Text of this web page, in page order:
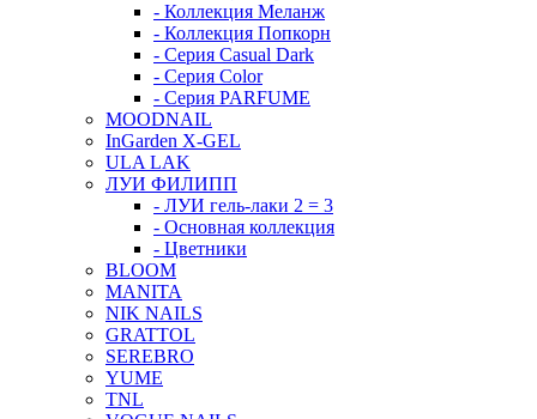
- Коллекция Меланж
- Коллекция Попкорн
- Серия Casual Dark
- Серия Color
- Серия PARFUME
MOODNAIL
InGarden X-GEL
ULA LAK
ЛУИ ФИЛИПП
- ЛУИ гель-лаки 2 = 3
- Основная коллекция
- Цветники
BLOOM
MANITA
NIK NAILS
GRATTOL
SEREBRO
YUME
TNL